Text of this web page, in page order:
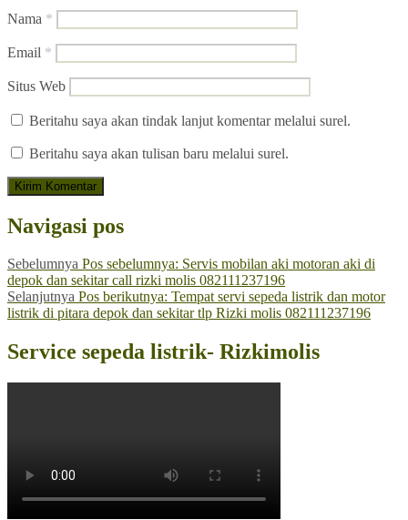
Nama *
Email *
Situs Web
Beritahu saya akan tindak lanjut komentar melalui surel.
Beritahu saya akan tulisan baru melalui surel.
Navigasi pos
Sebelumnya Pos sebelumnya: Servis mobilan aki motoran aki di
depok dan sekitar call rizki molis 082111237196
Selanjutnya Pos berikutnya: Tempat servi sepeda listrik dan motor
listrik di pitara depok dan sekitar tlp Rizki molis 082111237196
Service sepeda listrik- Rizkimolis